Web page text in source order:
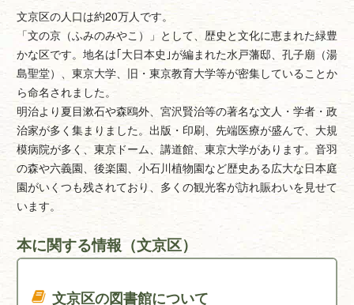
文京区の人口は約20万人です。
「文の京（ふみのみやこ）」として、歴史と文化に恵まれた緑豊
かな区です。地名は｢大日本史｣が編まれた水戸藩邸、孔子廟（湯
島聖堂）、東京大学、旧・東京教育大学等が密集していることか
ら命名されました。
明治より夏目漱石や森鴎外、宮沢賢治等の著名な文人・学者・政
治家が多く集まりました。出版・印刷、先端医療が盛んで、大規
模病院が多く、東京ドーム、講道館、東京大学があります。音羽
の森や六義園、後楽園、小石川植物園など歴史ある広大な日本庭
園がいくつも残されており、多くの観光客が訪れ賑わいを見せて
います。
本に関する情報（文京区）
文京区の図書館について